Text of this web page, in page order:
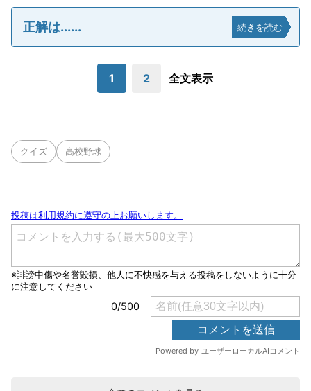
正解は...... 続きを読む
1 2 全文表示
クイズ 高校野球